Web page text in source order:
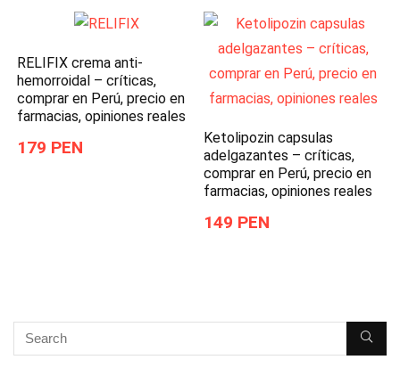
RELIFIX crema anti-
hemorroidal – críticas,
comprar en Perú, precio en
farmacias, opiniones reales
179 PEN
Ketolipozin capsulas
adelgazantes – críticas,
comprar en Perú, precio en
farmacias, opiniones reales
149 PEN